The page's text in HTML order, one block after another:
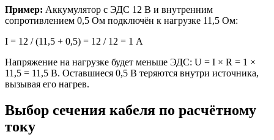
Пример: Аккумулятор с ЭДС 12 В и внутренним
сопротивлением 0,5 Ом подключён к нагрузке 11,5 Ом:
I = 12 / (11,5 + 0,5) = 12 / 12 = 1 А
Напряжение на нагрузке будет меньше ЭДС: U = I × R = 1 ×
11,5 = 11,5 В. Оставшиеся 0,5 В теряются внутри источника,
вызывая его нагрев.
Выбор сечения кабеля по расчётному
току